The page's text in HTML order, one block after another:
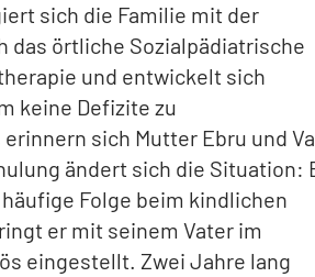
sich die Familie mit der
das örtliche Sozialpädiatrische
und entwickelt sich
keine Defizite zu
sich Mutter Ebru und
ändert sich die Situation:
Folge beim kindlichen
er mit seinem Vater im
eingestellt. Zwei Jahre lang